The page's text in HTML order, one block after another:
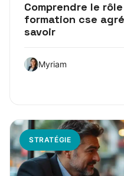
Comprendre le
formation cse
savoir
Myriam
STRATÉGIE